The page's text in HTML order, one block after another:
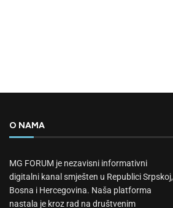
O NAMA
MG FORUM je nezavisni informativni
digitalni kanal smješten u Republici Srpskoj,
Bosna i Hercegovina. Naša platforma
nastala je kroz rad na društvenim